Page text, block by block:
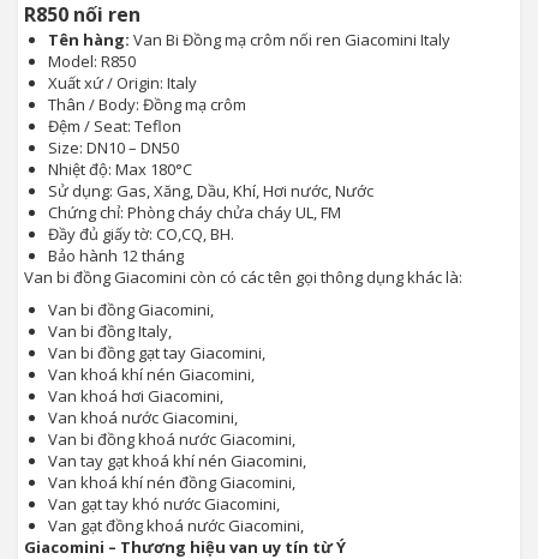
R850 nối ren
Tên hàng: Van Bi Đồng mạ crôm nối ren Giacomini Italy
Model: R850
Xuất xứ / Origin: Italy
Thân / Body: Đồng mạ crôm
Đệm / Seat: Teflon
Size: DN10 – DN50
Nhiệt độ: Max 180°C
Sử dụng: Gas, Xăng, Dầu, Khí, Hơi nước, Nước
Chứng chỉ: Phòng cháy chửa cháy UL, FM
Đầy đủ giấy tờ: CO,CQ, BH.
Bảo hành 12 tháng
Van bi đồng Giacomini còn có các tên gọi thông dụng khác là:
Van bi đồng Giacomini,
Van bi đồng Italy,
Van bi đồng gạt tay Giacomini,
Van khoá khí nén Giacomini,
Van khoá hơi Giacomini,
Van khoá nước Giacomini,
Van bi đồng khoá nước Giacomini,
Van tay gạt khoá khí nén Giacomini,
Van khoá khí nén đồng Giacomini,
Van gạt tay khó nước Giacomini,
Van gạt đồng khoá nước Giacomini,
Giacomini – Thương hiệu van uy tín từ Ý